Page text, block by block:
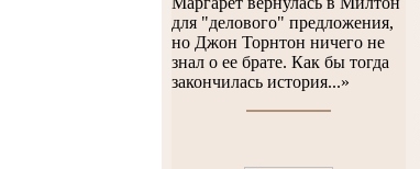
для "делового" предложения,
но Джон Торнтон ничего не
знал о ее брате. Как бы тогда
закончилась история...»